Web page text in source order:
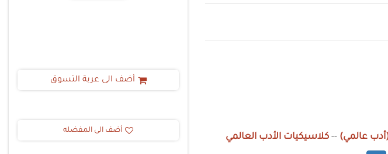
عالمي) -- كلاسيكيات الأدب العالمي
أضف الى عربة التسوق
أضف الى المفضله